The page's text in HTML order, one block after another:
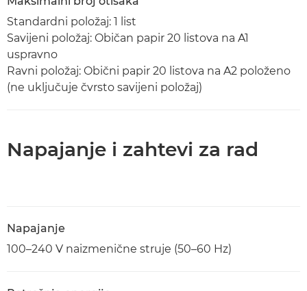
Standardni položaj: 1 list
Savijeni položaj: Običan papir 20 listova na A1
uspravno
Ravni položaj: Obični papir 20 listova na A2 položeno
(ne uključuje čvrsto savijeni položaj)
Napajanje i zahtevi za rad
Napajanje
100–240 V naizmenične struje (50–60 Hz)